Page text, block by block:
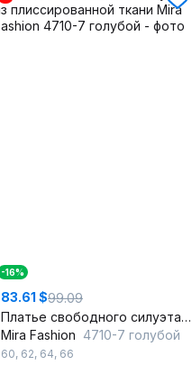
-16%
83.61 $99.09
Платье свободного силуэта из плиссированной ткани
Mira Fashion 4710-7 голубой
60, 62, 64, 66